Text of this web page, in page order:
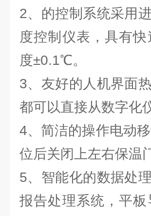
2、的控制系统采用
度控制仪表，具有
度±0.1℃。
3、友好的人机界面
都可以直接从数字化
4、简洁的操作电动
位后关闭上左右保温
5、智能化的数据处
报告处理系统，平